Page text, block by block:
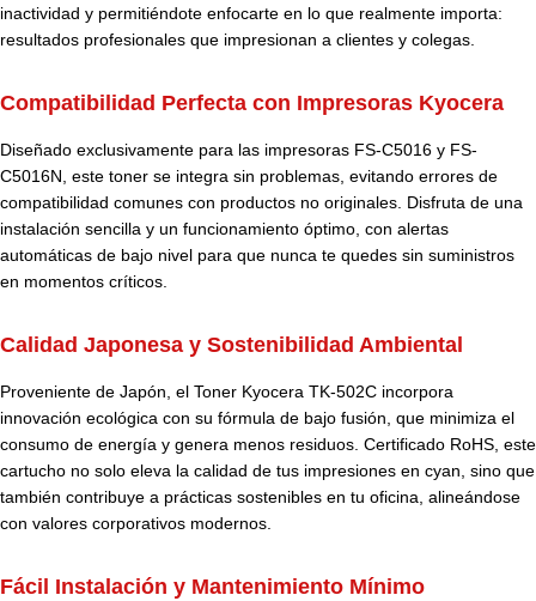
inactividad y permitiéndote enfocarte en lo que realmente importa:
resultados profesionales que impresionan a clientes y colegas.
Compatibilidad Perfecta con Impresoras Kyocera
Diseñado exclusivamente para las impresoras FS-C5016 y FS-
C5016N, este toner se integra sin problemas, evitando errores de
compatibilidad comunes con productos no originales. Disfruta de una
instalación sencilla y un funcionamiento óptimo, con alertas
automáticas de bajo nivel para que nunca te quedes sin suministros
en momentos críticos.
Calidad Japonesa y Sostenibilidad Ambiental
Proveniente de Japón, el Toner Kyocera TK-502C incorpora
innovación ecológica con su fórmula de bajo fusión, que minimiza el
consumo de energía y genera menos residuos. Certificado RoHS, este
cartucho no solo eleva la calidad de tus impresiones en cyan, sino que
también contribuye a prácticas sostenibles en tu oficina, alineándose
con valores corporativos modernos.
Fácil Instalación y Mantenimiento Mínimo